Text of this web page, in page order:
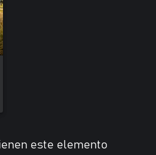
este elemento